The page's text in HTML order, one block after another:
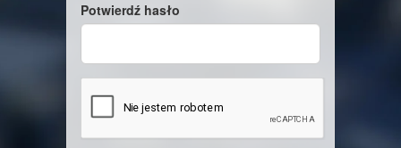
Potwierdź hasło